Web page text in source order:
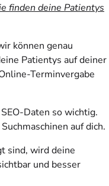
finden deine Patientys
können genau
Patientys auf deiner
Terminvergabe
Daten so wichtig.
auf dich.
sind, wird deine
und besser